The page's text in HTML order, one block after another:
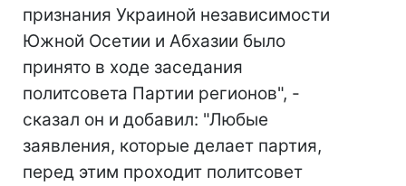
признания Украиной независимости
Южной Осетии и Абхазии было
принято в ходе заседания
политсовета Партии регионов", -
сказал он и добавил: "Любые
заявления, которые делает партия,
перед этим проходит политсовет